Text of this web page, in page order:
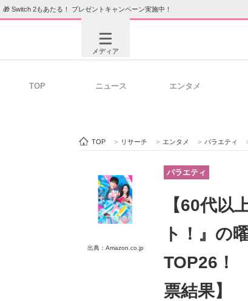
🎁 Switch 2もあたる！ プレゼントキャンペーン実施中！
メディア
ビジネスと働き方のヒント
ITエンジニア向け専門サイト
モノづくり技術者専門サイト
TOP ニュース エンタメ
TOP > リサーチ > エンタメ > バラエティ
出典：Amazon.co.jp
バラエティ
【60代以
ト！』の
TOP26！
票結果】